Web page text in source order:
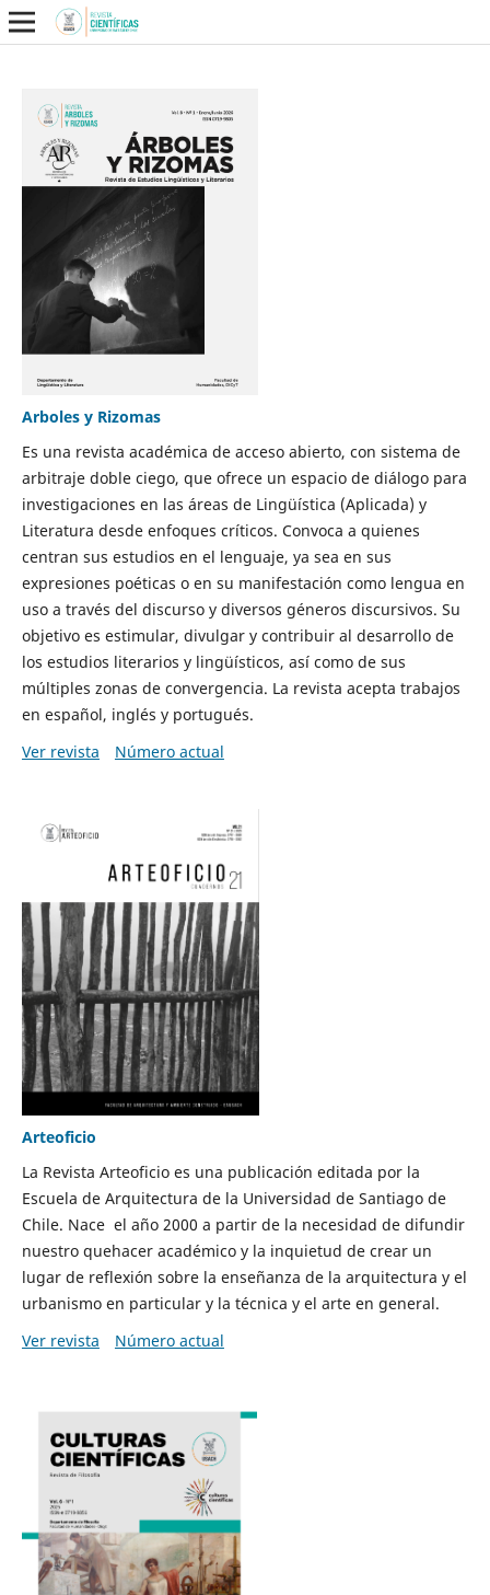
Arboles y Rizomas
Es una revista académica de acceso abierto, con sistema de
arbitraje doble ciego, que ofrece un espacio de diálogo para
investigaciones en las áreas de Lingüística (Aplicada) y
Literatura desde enfoques críticos. Convoca a quienes
centran sus estudios en el lenguaje, ya sea en sus
expresiones poéticas o en su manifestación como lengua en
uso a través del discurso y diversos géneros discursivos. Su
objetivo es estimular, divulgar y contribuir al desarrollo de
los estudios literarios y lingüísticos, así como de sus
múltiples zonas de convergencia. La revista acepta trabajos
en español, inglés y portugués.
Ver revista
Número actual
Arteoficio
La Revista Arteoficio es una publicación editada por la
Escuela de Arquitectura de la Universidad de Santiago de
Chile. Nace el año 2000 a partir de la necesidad de difundir
nuestro quehacer académico y la inquietud de crear un
lugar de reflexión sobre la enseñanza de la arquitectura y el
urbanismo en particular y la técnica y el arte en general.
Ver revista
Número actual